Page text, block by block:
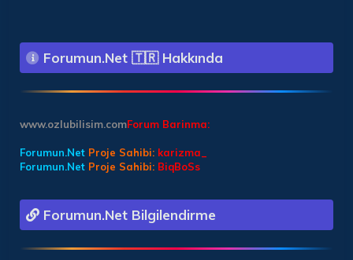
Forumun.Net 🇹🇷 Hakkında
Forum Barinma:
www.ozlubilisim.com
Forumun.Net Proje Sahibi: karizma_
Forumun.Net Proje Sahibi: BiqBoSs
Forumun.Net Bilgilendirme